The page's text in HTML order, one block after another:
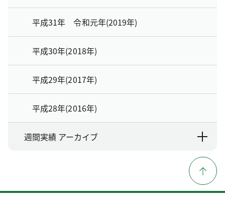
平成31年 令和元年(2019年)
平成30年(2018年)
平成29年(2017年)
平成28年(2016年)
週間実績 アーカイブ